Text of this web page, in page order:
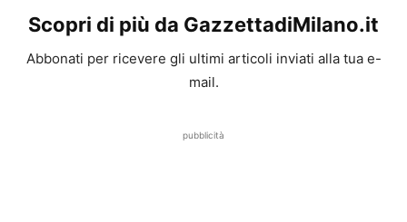
Scopri di più da GazzettadiMilano.it
Abbonati per ricevere gli ultimi articoli inviati alla tua e-
mail.
pubblicità